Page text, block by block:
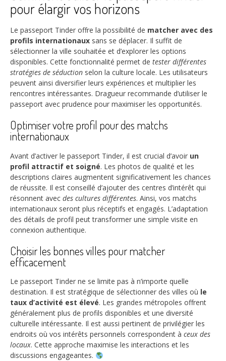
pour élargir vos horizons
Le passeport Tinder offre la possibilité de matcher avec des
profils internationaux sans se déplacer. Il suffit de
sélectionner la ville souhaitée et d’explorer les options
disponibles. Cette fonctionnalité permet de tester différentes
stratégies de séduction selon la culture locale. Les utilisateurs
peuvent ainsi diversifier leurs expériences et multiplier les
rencontres intéressantes. Dragueur recommande d’utiliser le
passeport avec prudence pour maximiser les opportunités.
Optimiser votre profil pour des matchs
internationaux
Avant d’activer le passeport Tinder, il est crucial d’avoir un
profil attractif et soigné. Les photos de qualité et les
descriptions claires augmentent significativement les chances
de réussite. Il est conseillé d’ajouter des centres d’intérêt qui
résonnent avec des cultures différentes. Ainsi, vos matchs
internationaux seront plus réceptifs et engagés. L’adaptation
des détails de profil peut transformer une simple visite en
connexion authentique.
Choisir les bonnes villes pour matcher
efficacement
Le passeport Tinder ne se limite pas à n’importe quelle
destination. Il est stratégique de sélectionner des villes où le
taux d’activité est élevé. Les grandes métropoles offrent
généralement plus de profils disponibles et une diversité
culturelle intéressante. Il est aussi pertinent de privilégier les
endroits où vos intérêts personnels correspondent à ceux des
locaux. Cette approche maximise les interactions et les
discussions engageantes.